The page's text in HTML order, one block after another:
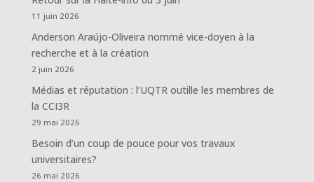
11 juin 2026
Anderson Araújo-Oliveira nommé vice-doyen à la
recherche et à la création
2 juin 2026
Médias et réputation : l’UQTR outille les membres de
la CCI3R
29 mai 2026
Besoin d’un coup de pouce pour vos travaux
universitaires?
26 mai 2026